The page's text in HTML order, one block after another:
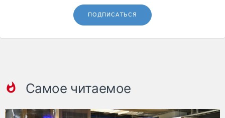
ПОДПИСАТЬСЯ
Самое читаемое